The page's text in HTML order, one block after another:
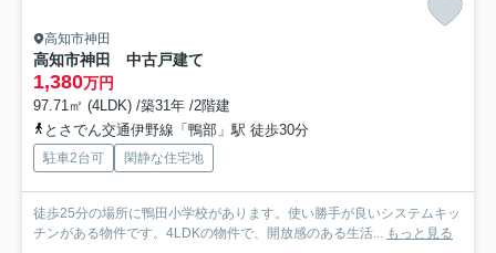
高知市神田
高知市神田 中古戸建て
1,380万円
97.71㎡ (4LDK) /築31年 /2階建
とさでん交通伊野線「鴨部」駅 徒歩30分
駐車2台可 閑静な住宅地
徒歩25分の場所に鴨田小学校があります。使い勝手が良いシステムキッ
チンがある物件です。4LDKの物件で、開放感のある生活... もっと見る